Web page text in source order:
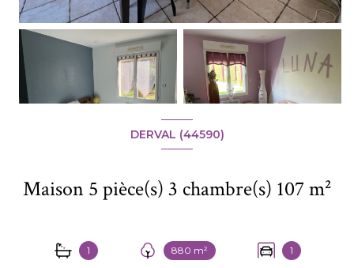
DERVAL (44590)
Maison 5 pièce(s) 3 chambre(s) 107 m²
1 880 m² 1